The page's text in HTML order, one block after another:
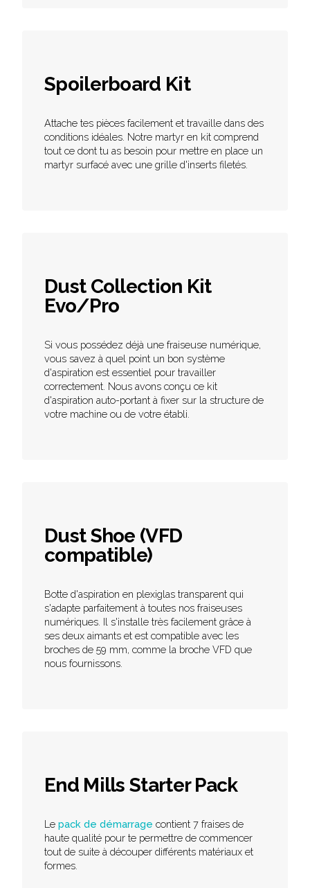
Spoilerboard Kit
Attache tes pièces facilement et travaille dans des
conditions idéales. Notre martyr en kit comprend
tout ce dont tu as besoin pour mettre en place un
martyr surfacé avec une grille d'inserts filetés.
Dust Collection Kit
Evo/Pro
Si vous possédez déjà une fraiseuse numérique,
vous savez à quel point un bon système
d'aspiration est essentiel pour travailler
correctement. Nous avons conçu ce kit
d'aspiration auto-portant à fixer sur la structure de
votre machine ou de votre établi.
Dust Shoe (VFD
compatible)
Botte d'aspiration en plexiglas transparent qui
s'adapte parfaitement à toutes nos fraiseuses
numériques. Il s'installe très facilement grâce à
ses deux aimants et est compatible avec les
broches de 59 mm, comme la broche VFD que
nous fournissons.
End Mills Starter Pack
Le pack de démarrage contient 7 fraises de
haute qualité pour te permettre de commencer
tout de suite à découper différents matériaux et
formes.